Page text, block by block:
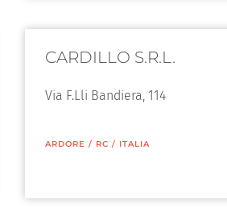
CARDILLO S.R.L.
Via F.Lli Bandiera, 114
ARDORE / RC / ITALIA